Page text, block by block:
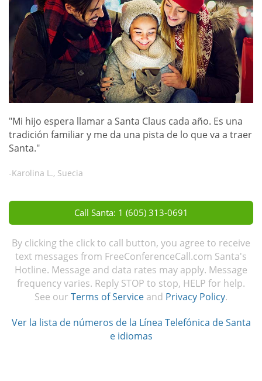
"Mi hijo espera llamar a Santa Claus cada año. Es una
tradición familiar y me da una pista de lo que va a traer
Santa."
-Karolina L., Suecia
Call Santa: 1 (605) 313-0691
By clicking the click to call button, you agree to receive
text messages from FreeConferenceCall.com Santa's
Hotline. Message and data rates may apply. Message
frequency varies. Reply STOP to stop, HELP for help.
See our Terms of Service and Privacy Policy.
Ver la lista de números de la Línea Telefónica de Santa
e idiomas